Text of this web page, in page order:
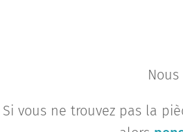
Si vous ne trouvez pas la